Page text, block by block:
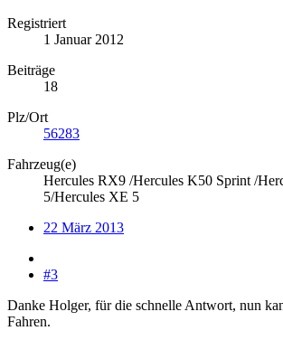
Registriert
1 Januar 2012
Beiträge
18
Plz/Ort
56283
Fahrzeug(e)
Hercules RX9 /Hercules K50 Sprint /
5/Hercules XE 5
22 März 2013
#3
Danke Holger, für die schnelle Antwort, nun
Fahren.